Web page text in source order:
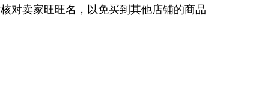
对卖家旺旺名，以免买到其他店铺的商品